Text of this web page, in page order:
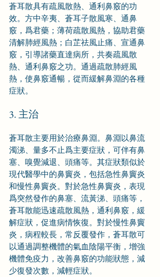
蒼耳散具有疏風散熱、通利鼻竅的功
效。方中辛夷、蒼耳子散風寒、通鼻
竅，爲君藥；薄荷疏散風熱，協助君藥
清解肺經風熱；白芷祛風止痛、宣通鼻
竅，引導諸藥直達病所，共奏疏風散
熱、通利鼻竅之功。通過疏散肺經風
熱，使鼻竅通暢，從而緩解鼻淵的各種
症狀。
3. 主治
蒼耳散主要用於治療鼻淵。鼻淵以鼻流
濁涕、量多不止爲主要症狀，可伴有鼻
塞、嗅覺減退、頭痛等。其症狀類似於
現代醫學中的鼻竇炎，包括急性鼻竇炎
和慢性鼻竇炎。對於急性鼻竇炎，表現
爲突然發作的鼻塞、流黃涕、頭痛等，
蒼耳散能迅速疏散風熱，通利鼻竅，緩
解症狀，促進病情恢復。對於慢性鼻竇
炎，病程較長，常反覆發作，蒼耳散可
以通過調整機體的氣血陰陽平衡，增強
機體免疫力，改善鼻竅的功能狀態，減
少復發次數，減輕症狀。